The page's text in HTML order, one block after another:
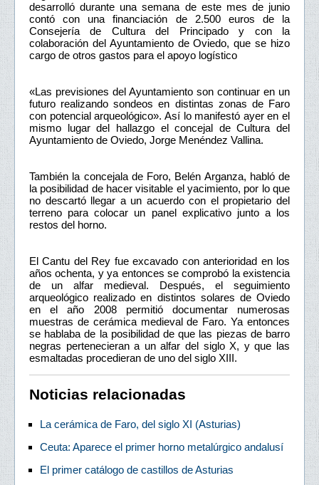
desarrolló durante una semana de este mes de junio
contó con una financiación de 2.500 euros de la
Consejería de Cultura del Principado y con la
colaboración del Ayuntamiento de Oviedo, que se hizo
cargo de otros gastos para el apoyo logístico
«Las previsiones del Ayuntamiento son continuar en un
futuro realizando sondeos en distintas zonas de Faro
con potencial arqueológico». Así lo manifestó ayer en el
mismo lugar del hallazgo el concejal de Cultura del
Ayuntamiento de Oviedo, Jorge Menéndez Vallina.
También la concejala de Foro, Belén Arganza, habló de
la posibilidad de hacer visitable el yacimiento, por lo que
no descartó llegar a un acuerdo con el propietario del
terreno para colocar un panel explicativo junto a los
restos del horno.
El Cantu del Rey fue excavado con anterioridad en los
años ochenta, y ya entonces se comprobó la existencia
de un alfar medieval. Después, el seguimiento
arqueológico realizado en distintos solares de Oviedo
en el año 2008 permitió documentar numerosas
muestras de cerámica medieval de Faro. Ya entonces
se hablaba de la posibilidad de que las piezas de barro
negras pertenecieran a un alfar del siglo X, y que las
esmaltadas procedieran de uno del siglo XIII.
Noticias relacionadas
La cerámica de Faro, del siglo XI (Asturias)
Ceuta: Aparece el primer horno metalúrgico andalusí
El primer catálogo de castillos de Asturias